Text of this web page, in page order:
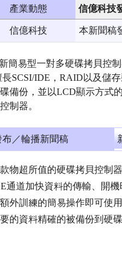
產業動態 信億科技
信億科技 本新聞稿
簡易型一對多硬碟拷貝控
長SCSI/IDE，RAID以及儲
備份，並以LCD顯示方式
制器。
布／輪播新聞稿
物超所值的硬碟拷貝控制
通道加快資料的傳輸、開
外訓練的簡易操作即可使
的資料精確的被備份到硬